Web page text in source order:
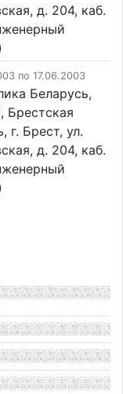
д. 204, каб.
по 17.06.2003
Беларусь,
Брестская
г. Брест, ул.
д. 204, каб.